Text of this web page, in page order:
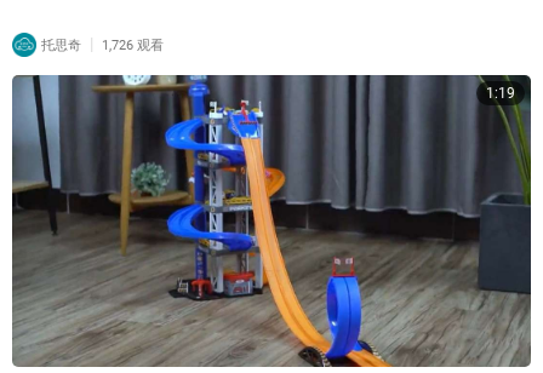
托思奇 | 1,726 观看
1:19